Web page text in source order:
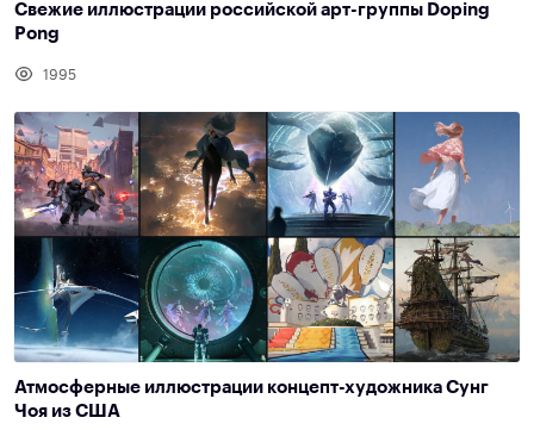
Свежие иллюстрации российской арт-группы Doping
Pong
1995
Атмосферные иллюстрации концепт-художника Сунг
Чоя из США